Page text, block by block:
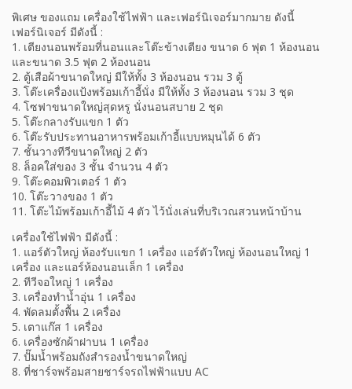
พิเศษ ของแถม เครื่องใช้ไฟฟ้า และเฟอร์นิเจอร์มากมาย ดังนี้
เฟอร์นิเจอร์ มีดังนี้ :
1. เตียงนอนพร้อมที่นอนและโต๊ะข้างเตียง ขนาด 6 ฟุต 1 ห้องนอน
และขนาด 3.5 ฟุต 2 ห้องนอน
2. ตู้เสือผ้าขนาดใหญ่ มีให้ทั้ง 3 ห้องนอน รวม 3 ตู้
3. โต๊ะเครื่องแป้งพร้อมเก้าอี้นั่ง มีให้ทั้ง 3 ห้องนอน รวม 3 ชุด
4. โซฟาขนาดใหญ่สุดหรู นั่งนอนสบาย 2 ชุด
5. โต๊ะกลางรับแขก 1 ตัว
6. โต๊ะรับประทานอาหารพร้อมเก้าอี้แบบหมุนได้ 6 ตัว
7. ชั้นวางทีวีขนาดใหญ่ 2 ตัว
8. ล็อคใส่ของ 3 ชั้น จำนวน 4 ตัว
9. โต๊ะคอมพิวเตอร์ 1 ตัว
10. โต๊ะวางของ 1 ตัว
11. โต๊ะไม้พร้อมเก้าอี้ไม้ 4 ตัว ไว้นั่งเล่นที่บริเวณสวนหน้าบ้าน
เครื่องใช้ไฟฟ้า มีดังนี้ :
1. แอร์ตัวใหญ่ ห้องรับแขก 1 เครื่อง แอร์ตัวใหญ่ ห้องนอนใหญ่ 1
เครื่อง และแอร์ห้องนอนเล็ก 1 เครื่อง
2. ทีวีจอใหญ่ 1 เครื่อง
3. เครื่องทำน้ำอุ่น 1 เครื่อง
4. พัดลมตั้งพื้น 2 เครื่อง
5. เตาแก๊ส 1 เครื่อง
6. เครื่องซักผ้าฝาบน 1 เครื่อง
7. ปั๊มน้ำพร้อมถังสำรองน้ำขนาดใหญ่
8. ที่ชาร์จพร้อมสายชาร์จรถไฟฟ้าแบบ AC